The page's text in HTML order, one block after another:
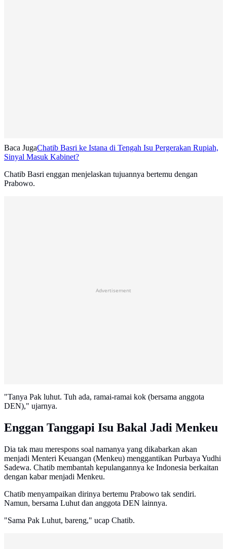
Baca JugaChatib Basri ke Istana di Tengah Isu Pergerakan Rupiah,
Sinyal Masuk Kabinet?
Chatib Basri enggan menjelaskan tujuannya bertemu dengan
Prabowo.
Advertisement
"Tanya Pak luhut. Tuh ada, ramai-ramai kok (bersama anggota
DEN)," ujarnya.
Enggan Tanggapi Isu Bakal Jadi Menkeu
Dia tak mau merespons soal namanya yang dikabarkan akan
menjadi Menteri Keuangan (Menkeu) menggantikan Purbaya Yudhi
Sadewa. Chatib membantah kepulangannya ke Indonesia berkaitan
dengan kabar menjadi Menkeu.
Chatib menyampaikan dirinya bertemu Prabowo tak sendiri.
Namun, bersama Luhut dan anggota DEN lainnya.
"Sama Pak Luhut, bareng," ucap Chatib.